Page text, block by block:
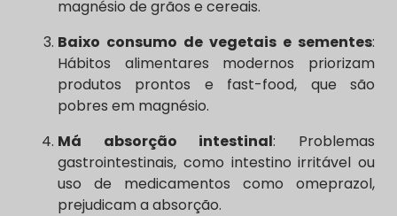
magnésio de grãos e cereais.
Baixo consumo de vegetais e sementes:
Hábitos alimentares modernos priorizam
produtos prontos e fast-food, que são
pobres em magnésio.
Má absorção intestinal: Problemas
gastrointestinais, como intestino irritável ou
uso de medicamentos como omeprazol,
prejudicam a absorção.